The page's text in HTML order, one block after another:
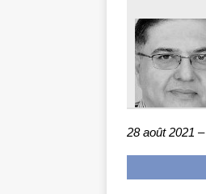
28 août 2021 –